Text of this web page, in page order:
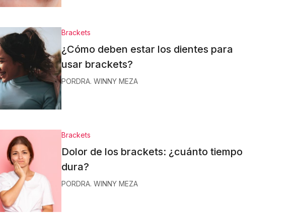
Brackets
¿Cómo deben estar los dientes para
usar brackets?
PORDRA. WINNY MEZA
Brackets
Dolor de los brackets: ¿cuánto tiempo
dura?
PORDRA. WINNY MEZA